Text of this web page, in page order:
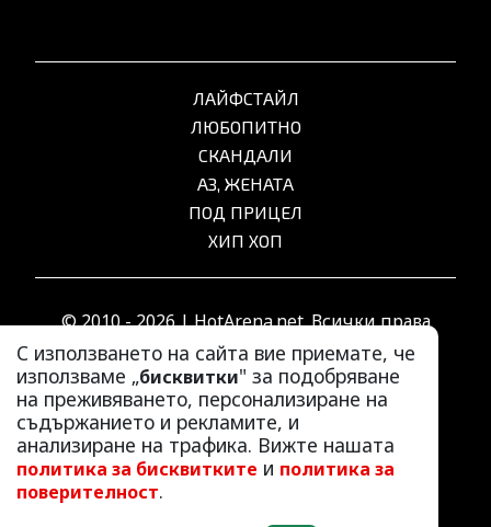
С използването на сайта вие приемате, че
използваме „бисквитки" за подобряване
на преживяването, персонализиране на
съдържанието и рекламите, и
анализиране на трафика. Вижте нашата
политика за бисквитките и политика за
поверителност.
ЛАЙФСТАЙЛ
ЛЮБОПИТНО
СКАНДАЛИ
АЗ, ЖЕНАТА
ПОД ПРИЦЕЛ
ХИП ХОП
© 2010 - 2026 | HotArena.net. Всички права
запазени.
РЕКЛАМА
КОНТАКТИ
ОБЩИ УСЛОВИЯ
ПОЛИТИКА ЗА ПОВЕРИТЕЛНОСТ